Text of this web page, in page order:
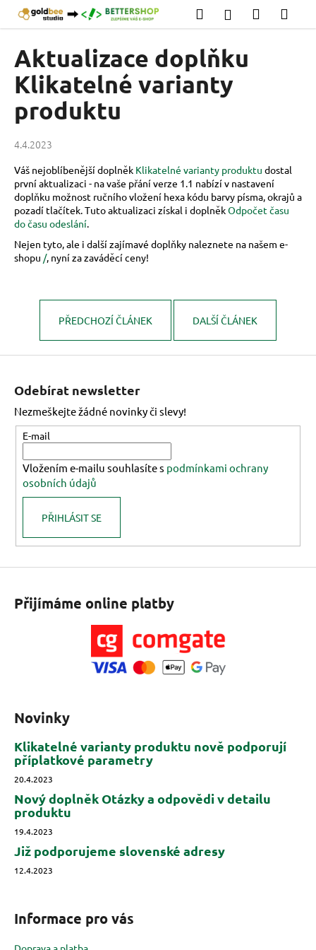
Přejít
obsah
HledatPřihlášení
Nákupní
Aktualizace doplňku
Klikatelné varianty
produktu
4.4.2023
Váš nejoblíbenější doplněk Klikatelné varianty produktu dostal
první aktualizaci - na vaše přání verze 1.1 nabízí v nastavení
doplňku možnost ručního vložení hexa kódu barvy písma, okrajů a
pozadí tlačítek. Tuto aktualizaci získal i doplněkOdpočet času
do času odeslání
Nejen tyto, ale i další zajímavé doplňky naleznete na našem e-
shopu /, nyní za zaváděcí ceny!
PŘEDCHOZÍ ČLÁNEK DALŠÍ ČLÁNEK
o
C
o
p
t
ř
e
b
u
j
e
j
t
?
Odebírat newsletter
Nezmeškejte žádné novinky či slevy!
E-mail
Vložením e-mailu souhlasíte s podmínkami ochrany
osobních údajů
PŘIHLÁSIT SE
Přijímáme online platby
Novinky
Klikatelné varianty produktu nově podporují
příplatkové parametry
20.4.2023
Nový doplněk Otázky a odpovědi v detailu
produktu
19.4.2023
Již podporujeme slovenské adresy
12.4.2023
Informace pro vás